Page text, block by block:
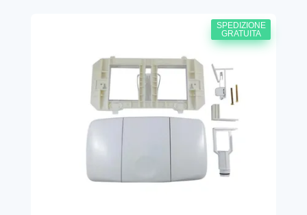
SPEDIZIONE
GRATUITA